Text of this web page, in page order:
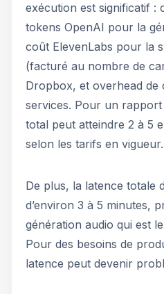
exécution est significatif :
tokens OpenAI pour la
coût ElevenLabs pour la
(facturé au nombre de
Dropbox, et overhead de
services. Pour un
total peut atteindre 2 à 5
selon les tarifs en vigueur.
De plus, la latence totale
d’environ 3 à 5 minutes,
génération audio qui est
Pour des besoins de
latence peut devenir